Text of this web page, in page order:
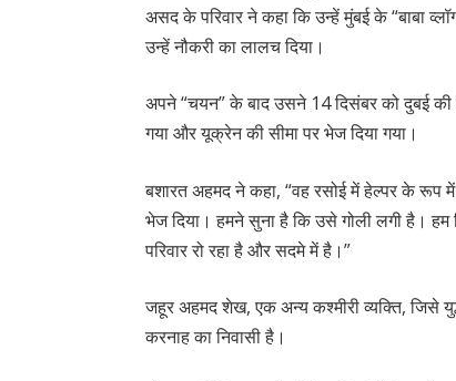
असद के परिवार ने कहा कि उन्हें मुंबई के “बाबा
उन्हें नौकरी का लालच दिया।
अपने “चयन” के बाद उसने 14 दिसंबर को दुबई
गया और यूक्रेन की सीमा पर भेज दिया गया।
बशारत अहमद ने कहा, “वह रसोई में हेल्पर के
भेज दिया। हमने सुना है कि उसे गोली लगी है।
परिवार रो रहा है और सदमे में है।”
जहूर अहमद शेख, एक अन्य कश्मीरी व्यक्ति, जिसे
करनाह का निवासी है।